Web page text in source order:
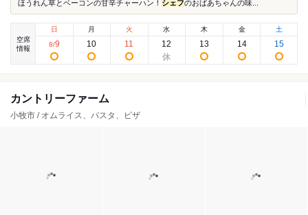
ほうれん草とベーコンの甘辛チャーハン！ シェフのおばあちゃんの味...
空席
情報
日
8/9
月
10
火
11
水
12
木
13
金
14
土
15
カントリーファーム
小牧市 / オムライス、パスタ、ピザ